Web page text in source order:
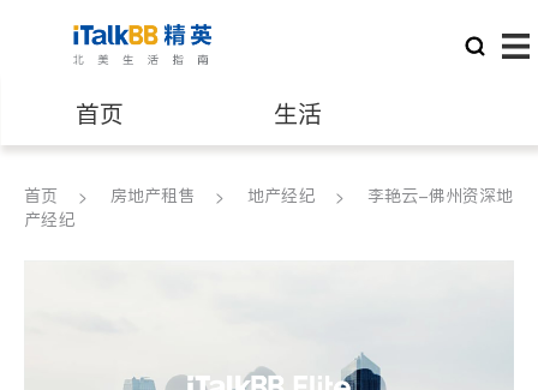
首页 生活
医生 律师
首页 房地产租售 地产经纪
李艳云-佛州资深地
产经纪